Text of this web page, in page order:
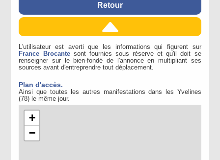
Retour
L'utilisateur est averti que les informations qui figurent sur
France Brocantesont fournies sous réserve et qu'il doit se
renseigner sur le bien-fondé de l'annonce en multipliant ses
sources avant d'entreprendre tout déplacement.
Plan d'accès.
Ainsi que toutes les autres manifestations dans les Yvelines
(78) le même jour.
+
−